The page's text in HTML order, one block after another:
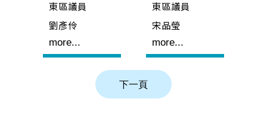
東區議員
劉彥伶
more...
東區議員
宋品瑩
more...